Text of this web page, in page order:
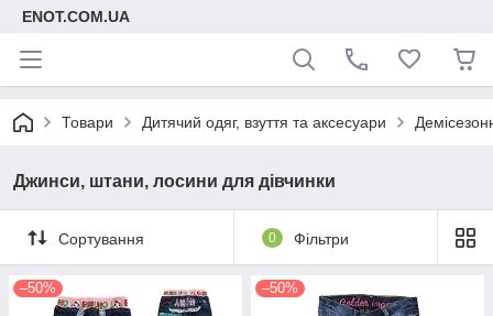
ENOT.COM.UA
Товари Дитячий одяг, взуття та аксесуари
Джинси, штани, лосини для дівчинки
Сортування 0 Фільтри
–50% –50%